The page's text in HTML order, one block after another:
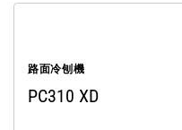
路面冷刨機
PC310 XD